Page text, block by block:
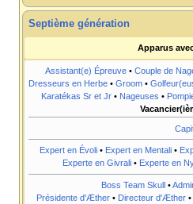
Septième génération
Apparus
Assistant(e) Épreuve• Couple de
Dresseurs en Herbe • Groom •
Karatékas Sr et Jr • Nageuses •
Expert en Évoli • Expert en Mentali •
Experte en Givrali • Experte en
Boss Team Skull•
Présidente d'Æther • Directeur d'Æther •